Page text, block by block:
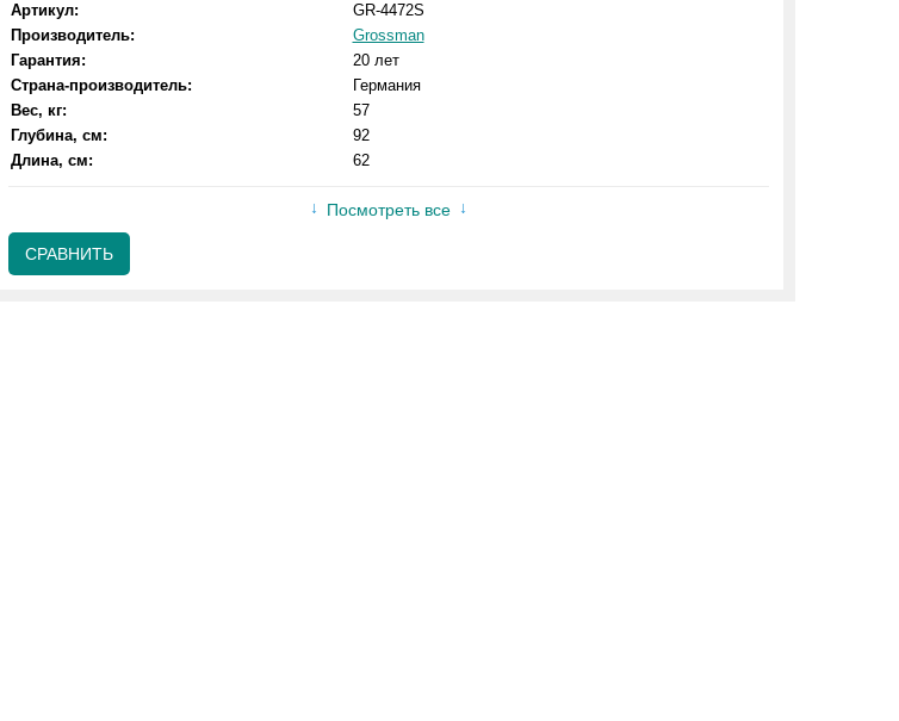
Артикул:
GR-4472S
Производитель:
Grossman
Гарантия:
20 лет
Страна-производитель:
Германия
Вес, кг:
57
Глубина, см:
92
Длина, см:
62
Посмотреть все
СРАВНИТЬ